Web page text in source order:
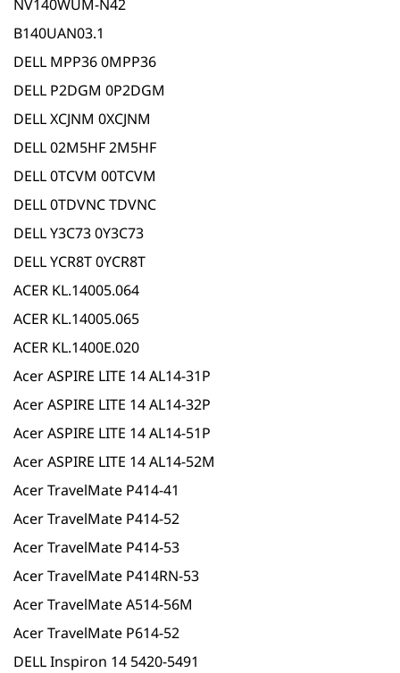
NV140WUM-N42
B140UAN03.1
DELL MPP36 0MPP36
DELL P2DGM 0P2DGM
DELL XCJNM 0XCJNM
DELL 02M5HF 2M5HF
DELL 0TCVM 00TCVM
DELL 0TDVNC TDVNC
DELL Y3C73 0Y3C73
DELL YCR8T 0YCR8T
ACER KL.14005.064
ACER KL.14005.065
ACER KL.1400E.020
Acer ASPIRE LITE 14 AL14-31P
Acer ASPIRE LITE 14 AL14-32P
Acer ASPIRE LITE 14 AL14-51P
Acer ASPIRE LITE 14 AL14-52M
Acer TravelMate P414-41
Acer TravelMate P414-52
Acer TravelMate P414-53
Acer TravelMate P414RN-53
Acer TravelMate A514-56M
Acer TravelMate P614-52
DELL Inspiron 14 5420-5491